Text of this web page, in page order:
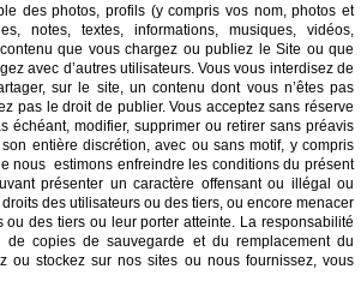
des photos, profils (y compris vos nom, photos et
notes, textes, informations, musiques, vidéos,
que vous chargez ou publiez le Site ou que
avec d’autres utilisateurs. Vous vous interdisez de
sur le site, un contenu dont vous n’êtes pas
pas le droit de publier. Vous acceptez sans réserve
échéant, modifier, supprimer ou retirer sans préavis
entière discrétion, avec ou sans motif, y compris
nous estimons enfreindre les conditions du présent
présenter un caractère offensant ou illégal ou
des utilisateurs ou des tiers, ou encore menacer
ou des tiers ou leur porter atteinte. La responsabilité
copies de sauvegarde et du remplacement du
ou stockez sur nos sites ou nous fournissez, vous